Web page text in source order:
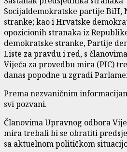
Socijaldemokratske partije BiH,
stranke; kao i Hrvatske
opozicionih stranaka iz
demokratske stranke, Partije
Liste za pravdu i red, s
Vijeća za provedbu mira (PIC)
danas popodne u zgradi
Prema nezvaničnim
svi pozvani.
Članovima Upravnog odbora
mira trebali bi se obratiti
sa aktuelnom političkom